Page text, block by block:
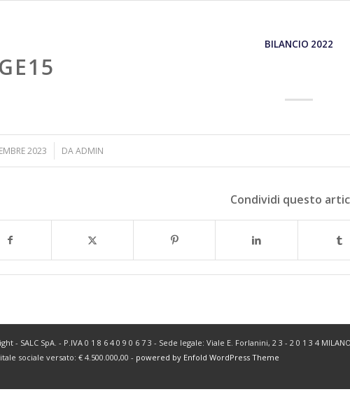
BILANCIO 2022
2023 DAADMIN
Condividi questo
- SALC SpA. - P.IVA 0 1 8 6 4 0 9 0 6 7 3 - Sede legale: Viale E. Forlanini, 2 3 - 2 0 1 3 4
sociale versato: € 4.500.000,00 - powered by Enfold WordPress Theme